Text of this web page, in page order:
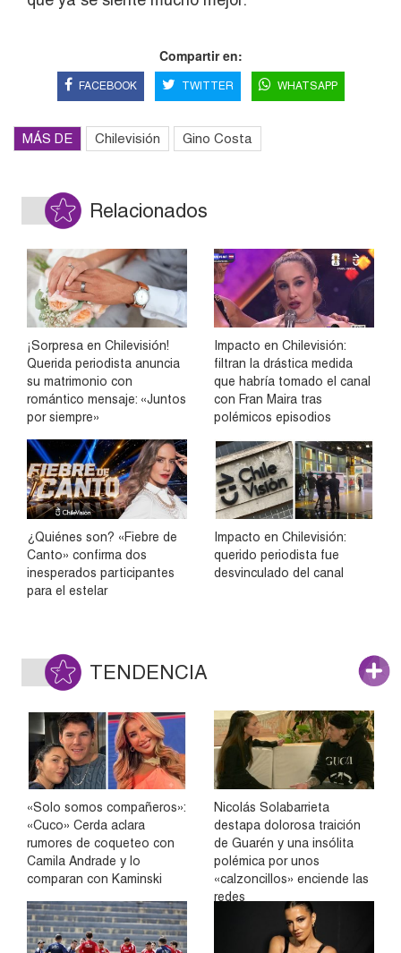
Compartir en:
FACEBOOK TWITTER WHATSAPP
MÁS DE Chilevisión Gino Costa
Relacionados
¡Sorpresa en Chilevisión!
Querida periodista anuncia
su matrimonio con
romántico mensaje: «Juntos
por siempre»
Impacto en Chilevisión:
filtran la drástica medida
que habría tomado el canal
con Fran Maira tras
polémicos episodios
¿Quiénes son? «Fiebre de
Canto» confirma dos
inesperados participantes
para el estelar
Impacto en Chilevisión:
querido periodista fue
desvinculado del canal
TENDENCIA
«Solo somos compañeros»:
«Cuco» Cerda aclara
rumores de coqueteo con
Camila Andrade y lo
comparan con Kaminski
Nicolás Solabarrieta
destapa dolorosa traición
de Guarén y una insólita
polémica por unos
«calzoncillos» enciende las
redes